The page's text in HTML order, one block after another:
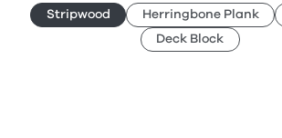
Stripwood Herringbone Plank
Deck Block